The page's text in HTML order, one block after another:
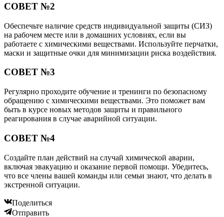
СОВЕТ №2
Обеспечьте наличие средств индивидуальной защиты (СИЗ)
на рабочем месте или в домашних условиях, если вы
работаете с химическими веществами. Используйте перчатки,
маски и защитные очки для минимизации риска воздействия.
СОВЕТ №3
Регулярно проходите обучение и тренинги по безопасному
обращению с химическими веществами. Это поможет вам
быть в курсе новых методов защиты и правильного
реагирования в случае аварийной ситуации.
СОВЕТ №4
Создайте план действий на случай химической аварии,
включая эвакуацию и оказание первой помощи. Убедитесь,
что все члены вашей команды или семьи знают, что делать в
экстренной ситуации.
Поделиться
Отправить